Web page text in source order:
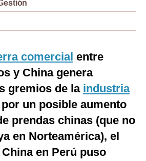
comercial entre
y China genera
gremios de la industria
un posible aumento
prendas chinas (que no
en Norteamérica), el
en Perú puso